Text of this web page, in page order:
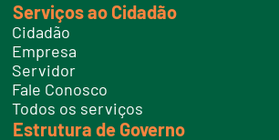
t
e
l
f
o
e
s
Serviços ao Cidadão
Cidadão
Empresa
Servidor
Fale Conosco
Todos os serviços
Estrutura de Governo